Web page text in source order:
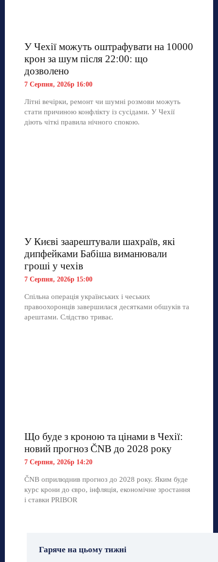
У Чехії можуть оштрафувати на 10000
крон за шум після 22:00: що
дозволено
7 Серпня, 2026р 16:00
Літні вечірки, ремонт чи шумні розмови можуть
стати причиною конфлікту із сусідами. У Чехії
діють чіткі правила нічного спокою.
У Києві заарештували шахраїв, які
дипфейками Бабіша виманювали
гроші у чехів
7 Серпня, 2026р 15:00
Спільна операція українських і чеських
правоохоронців завершилася десятками обшуків та
арештами. Слідство триває.
Що буде з кроною та цінами в Чехії:
новий прогноз ČNB до 2028 року
7 Серпня, 2026р 14:20
ČNB оприлюднив прогноз до 2028 року. Яким буде
курс крони до євро, інфляція, економічне зростання
і ставки PRIBOR
Гаряче на цьому тижні